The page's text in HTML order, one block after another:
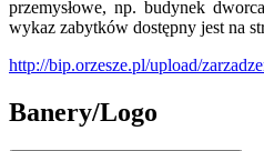
przemysłowe, np. budynek
wykaz zabytków dostępny jest na
http://bip.orzesze.pl/upload/
Banery/Logo